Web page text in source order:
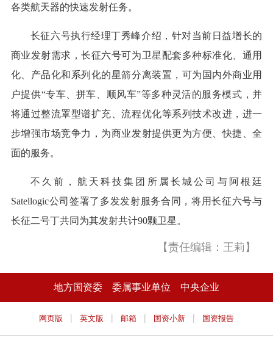
各类航天器的快速发射任务。
长征六号执行经理丁秀峰介绍，针对当前日益增长的
商业发射需求，长征六号可为卫星配套多种标准化、通用
化、产品化和系列化的星箭分离装置，可为国内外商业用
户提供“专车、拼车、顺风车”等多种灵活的服务模式，并
将通过整流罩型谱扩充、流程优化等系列技术改进，进一
步增强市场竞争力，为商业发射提供更为方便、快捷、全
面的服务。
不久前，航天科技集团所属长城公司与阿根廷
Satellogic公司签署了多发发射服务合同，将用长征六号与
长征二号丁共同为其发射共计90颗卫星。
【责任编辑：王莉】
地方国资委 委属事业单位 中央企业
网页版 | 英文版 | 邮箱 | 国资小新 | 国资报告